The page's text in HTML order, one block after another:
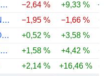
FRONTIER GROUP HOLDINGS, INC.
−2,64 % +9,33 %
CHINA EXPRESS AIRLINES CO.,LTD
−1,95 % −1,66 %
REPUBLIC AIRWAYS HOLDINGS INC.
+0,52 %
+3,58 %
CONTROLADORA VUELA COMPAÑÍA DE AVIACIÓN, S.A.B. DE C.V.
+1,58 % +4,42 %
+2,14 % +16,46 %